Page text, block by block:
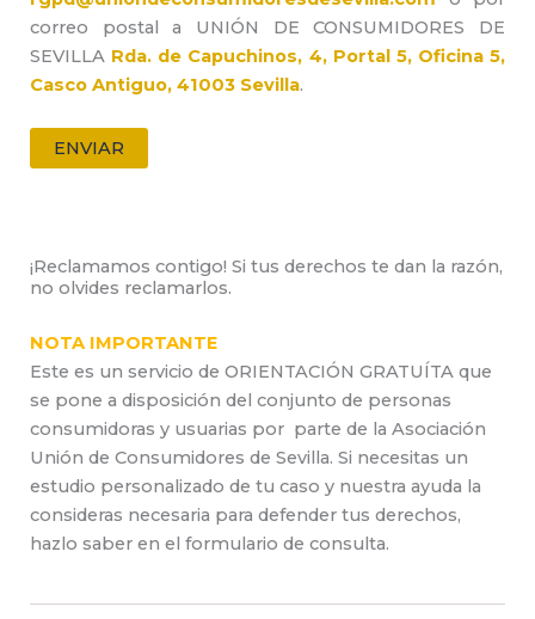
correo postal a UNIÓN DE CONSUMIDORES DE
SEVILLA Rda. de Capuchinos, 4, Portal 5, Oficina 5,
Casco Antiguo, 41003 Sevilla.
¡Reclamamos contigo! Si tus derechos te dan la razón,
no olvides reclamarlos.
NOTA IMPORTANTE
Este es un servicio de ORIENTACIÓN GRATUÍTA que
se pone a disposición del conjunto de personas
consumidoras y usuarias por parte de la Asociación
Unión de Consumidores de Sevilla. Si necesitas un
estudio personalizado de tu caso y nuestra ayuda la
consideras necesaria para defender tus derechos,
hazlo saber en el formulario de consulta.